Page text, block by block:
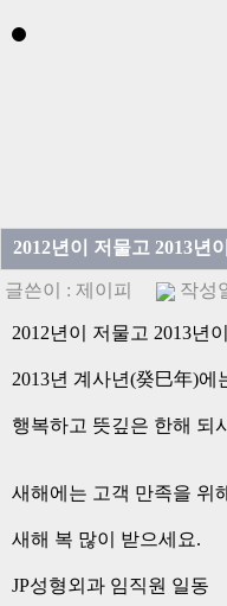
2012년이 저물고 2013년
글쓴이 : 제이피 작성
2012년이 저물고 2013년
2013년 계사년(癸巳年)
행복하고 뜻깊은 한해 되
새해에는 고객 만족을 위
새해 복 많이 받으세요.
JP성형외과 임직원 일동